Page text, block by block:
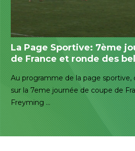
La Page Sportive: 7ème
de France et ronde des
Au programme de la page sportive,
sur la 7eme journée de coupe de
Freyming …